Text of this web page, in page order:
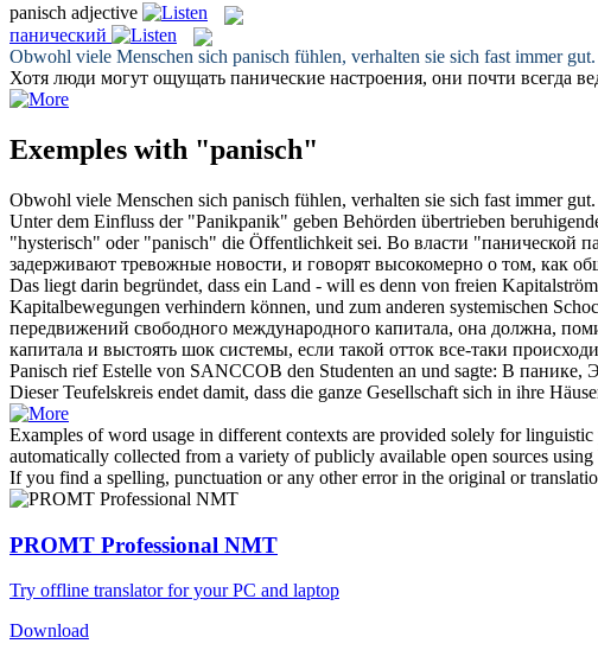
panisch adjective
панический
Obwohl viele Menschen sich panisch fühlen, verhalten sie sich fast immer gut.
Хотя люди могут ощущать панические настроения, они почти всегда
Exemples with "panisch"
Obwohl viele Menschen sich panisch fühlen, verhalten sie sich fast immer gut.
Unter dem Einfluss der "Panikpanik" geben Behörden übertrieben
"hysterisch" oder "panisch" die Öffentlichkeit sei. Во власти "панической
задерживают тревожные новости, и говорят высокомерно о том, как
Das liegt darin begründet, dass ein Land - will es denn von freien
Kapitalbewegungen verhindern können, und zum anderen systemischen
передвижений свободного международного капитала, она должна,
капитала и выстоять шок системы, если такой отток все-таки
Panisch rief Estelle von SANCCOB den Studenten an und sagte: В панике,
Dieser Teufelskreis endet damit, dass die ganze Gesellschaft sich in ihre
Examples of word usage in different contexts are provided solely for
automatically collected from a variety of publicly available open sources
If you find a spelling, punctuation or any other error in the original or
PROMT Professional NMT
Try offline translator for your PC and laptop
Download